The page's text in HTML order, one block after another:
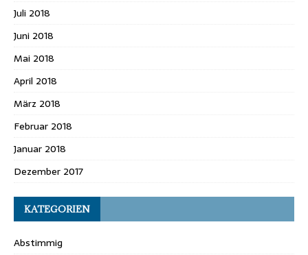
Juli 2018
Juni 2018
Mai 2018
April 2018
März 2018
Februar 2018
Januar 2018
Dezember 2017
KATEGORIEN
Abstimmig